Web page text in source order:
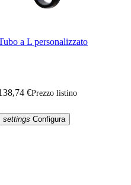
a L personalizzato
€Prezzo listino
settings Configura